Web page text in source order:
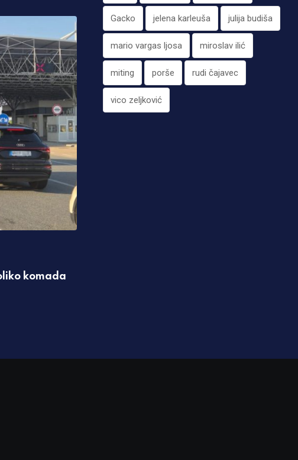
komada
Gacko jelena karleuša julija budiša
mario vargas ljosa miroslav ilić
miting porše rudi čajavec
vico zeljković